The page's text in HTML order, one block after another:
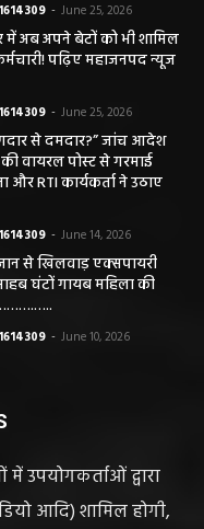
- June 25, 2026
में अब अपने बेटों को भी शामिल
पढ़िए महाजनपद न्यूज
- June 25, 2026
से दमदार?” जांच आदेश
वायरल पोस्ट से गरमाई
और RTI कार्यकर्ता ने उठाए
- June 14, 2026
से खिलवाड़ एक्सपायरी
घंटों गायब महिला की
- June 10, 2026
उपयोगकर्ताओं द्वारा
आदि) शामिल होगी,